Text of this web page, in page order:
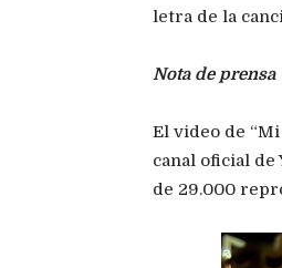
letra de la
Nota de prensa
El video de
canal oficial de
de 29.000